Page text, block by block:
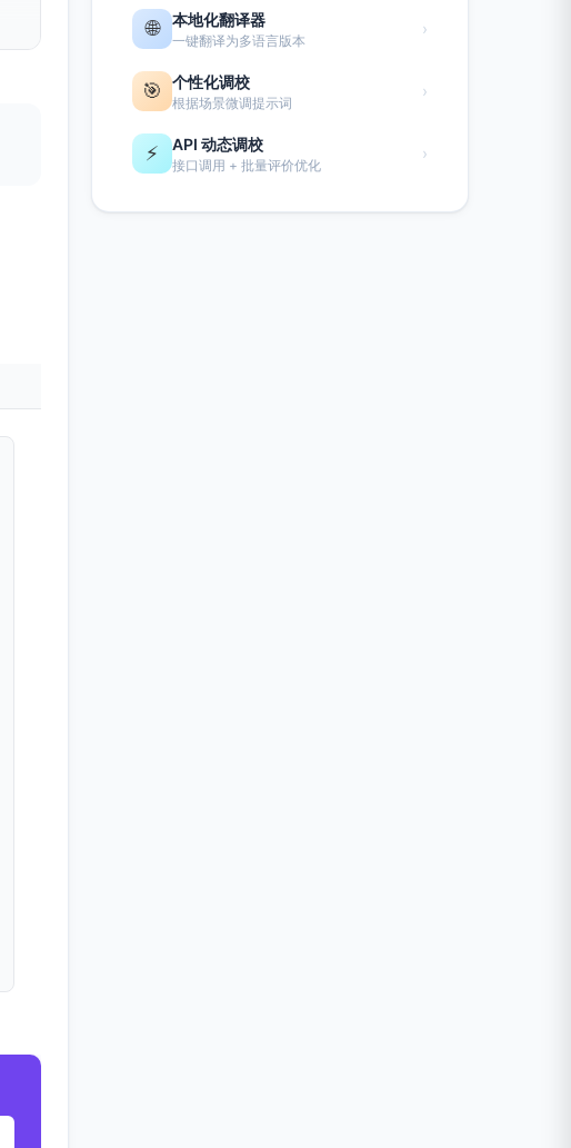
🌐 本地化翻译器
一键翻译为多语言版本
›
🎯 个性化调校
根据场景微调提示词
›
⚡ API 动态调校
接口调用 + 批量评价优化
›